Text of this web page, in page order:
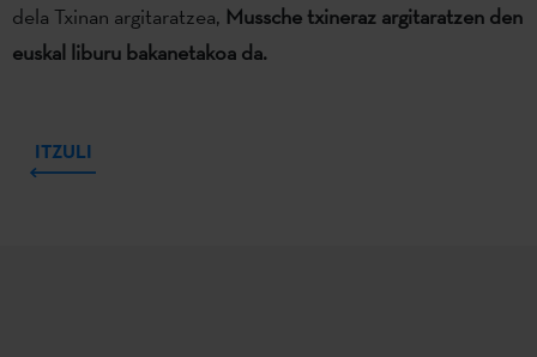
dela Txinan argitaratzea, Mussche txineraz argitaratzen den
euskal liburu bakanetakoa da.
ITZULI